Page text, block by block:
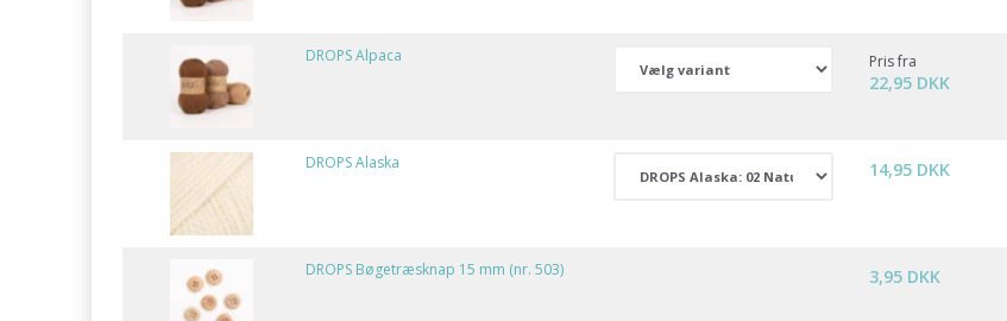
DROPS Alpaca Pris fra
22,95 DKK
DROPS Alaska 14,95 DKK
DROPS Bøgetræsknap 15 mm (nr. 503) 3,95 DKK